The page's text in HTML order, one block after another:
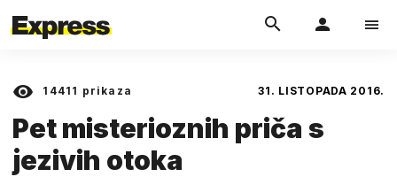
14411 prikaza 31. LISTOPADA 2016.
Pet misterioznih priča s
jezivih otoka